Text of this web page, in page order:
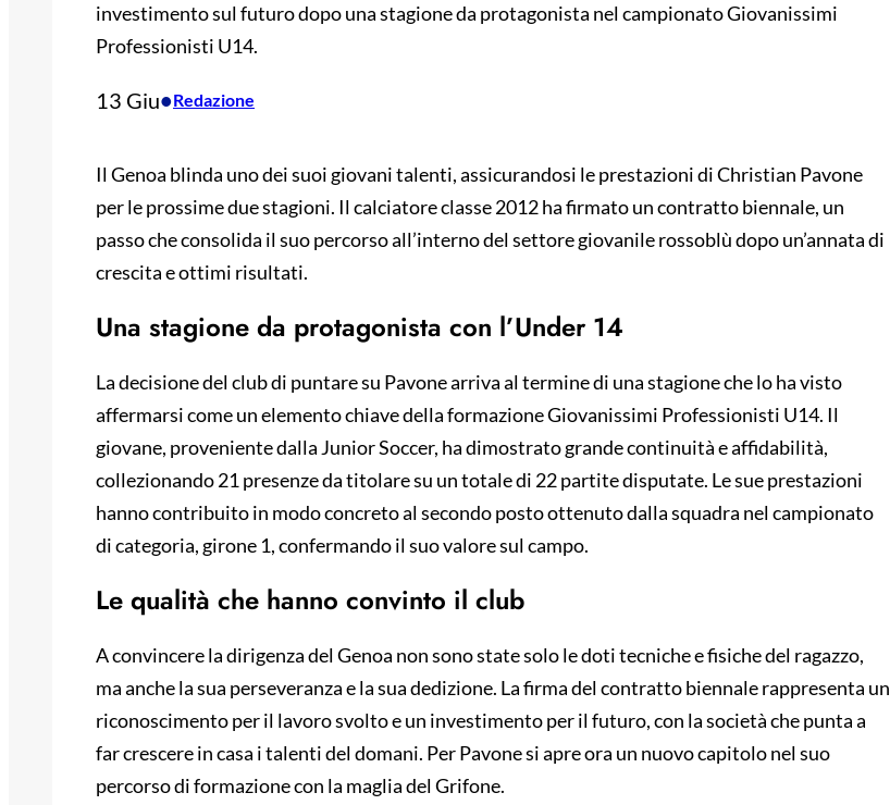
investimento sul futuro dopo una stagione da protagonista nel campionato Giovanissimi
Professionisti U14.
13 Giu•Redazione
Il Genoa blinda uno dei suoi giovani talenti, assicurandosi le prestazioni di Christian Pavone
per le prossime due stagioni. Il calciatore classe 2012 ha firmato un contratto biennale, un
passo che consolida il suo percorso all’interno del settore giovanile rossoblù dopo un’annata di
crescita e ottimi risultati.
Una stagione da protagonista con l’Under 14
La decisione del club di puntare su Pavone arriva al termine di una stagione che lo ha visto
affermarsi come un elemento chiave della formazione Giovanissimi Professionisti U14. Il
giovane, proveniente dalla Junior Soccer, ha dimostrato grande continuità e affidabilità,
collezionando 21 presenze da titolare su un totale di 22 partite disputate. Le sue prestazioni
hanno contribuito in modo concreto al secondo posto ottenuto dalla squadra nel campionato
di categoria, girone 1, confermando il suo valore sul campo.
Le qualità che hanno convinto il club
A convincere la dirigenza del Genoa non sono state solo le doti tecniche e fisiche del ragazzo,
ma anche la sua perseveranza e la sua dedizione. La firma del contratto biennale rappresenta un
riconoscimento per il lavoro svolto e un investimento per il futuro, con la società che punta a
far crescere in casa i talenti del domani. Per Pavone si apre ora un nuovo capitolo nel suo
percorso di formazione con la maglia del Grifone.